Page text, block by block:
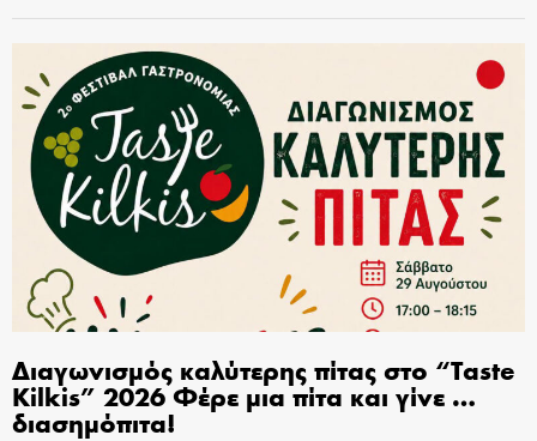
Διαγωνισμός καλύτερης πίτας στο “Taste
Kilkis” 2026 Φέρε μια πίτα και γίνε …
διασημόπιτα!